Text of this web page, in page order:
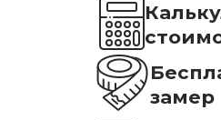
замер